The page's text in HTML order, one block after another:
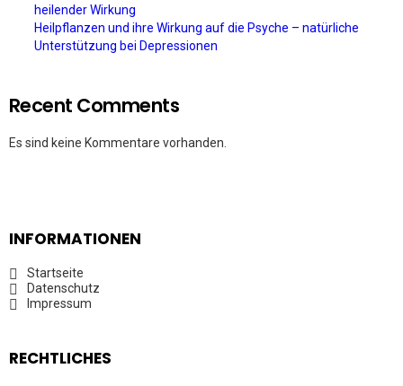
heilender Wirkung
Heilpflanzen und ihre Wirkung auf die Psyche – natürliche
Unterstützung bei Depressionen
Recent Comments
Es sind keine Kommentare vorhanden.
INFORMATIONEN
Startseite
Datenschutz
Impressum
RECHTLICHES